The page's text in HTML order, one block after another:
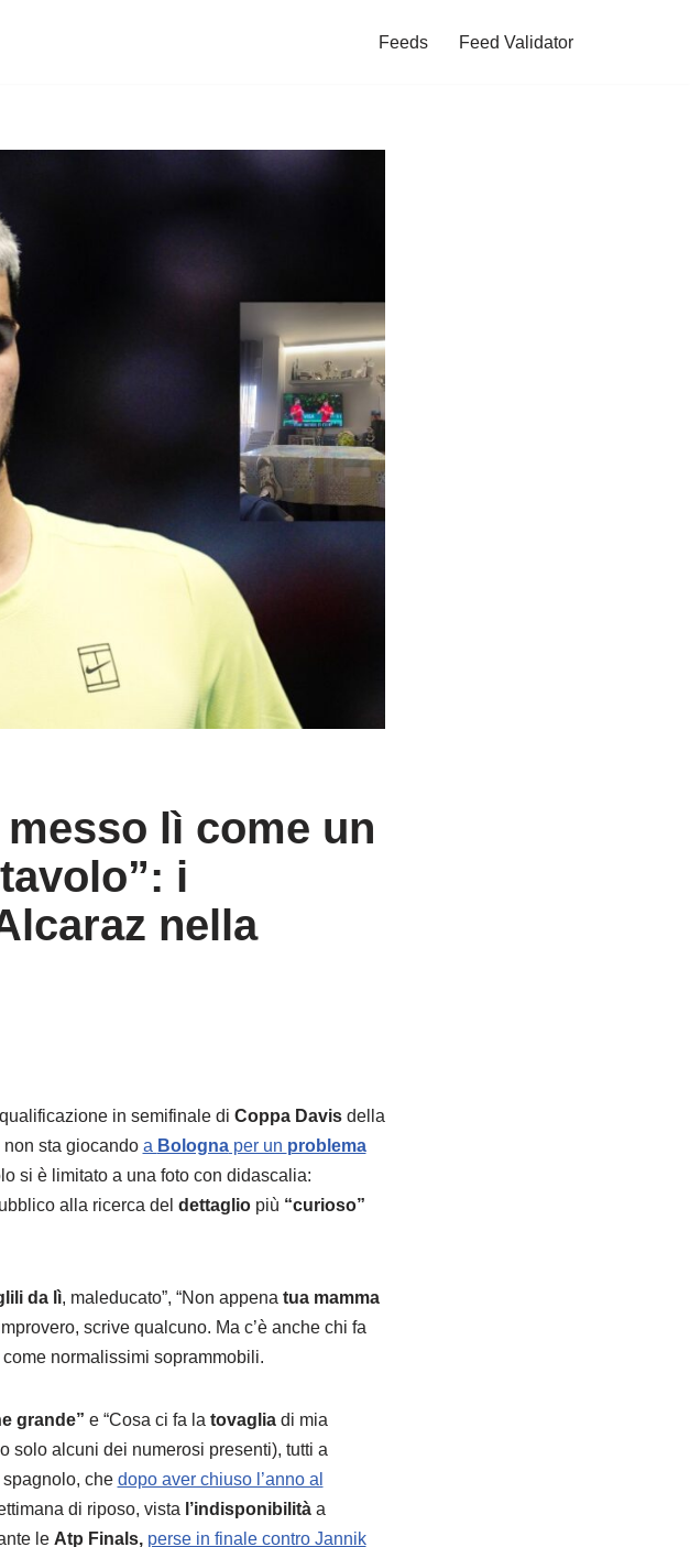
Feeds Feed Validator
lì come un
i
nella
in semifinale di Coppa Davisdella
sta giocando a Bolognaper un problema
si è limitato a una foto con didascalia:
alla ricerca del dettagliopiù “curioso”
da lì, maleducato”, “Non appena tua mamma
scrive qualcuno. Ma c’è anche chi fa
come normalissimi soprammobili.
grande” e “Cosa ci fa la tovagliadi mia
solo alcuni dei numerosi presenti), tutti a
che dopo aver chiuso l’anno al
di riposo, vista l’indisponibilitàa
le Atp Finals, perse in finale contro Jannik